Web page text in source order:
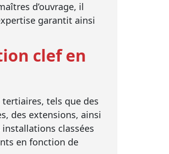
d’ouvrage, il
garantit ainsi
clef en
tels que des
des extensions, ainsi
classées
en fonction de